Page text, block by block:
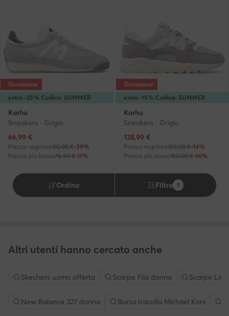
extra -25% Codice: SUMMER
Occasione
Karhu
Sneakers · Grigio
Prezzo attuale
66,99 €
Prezzo regolare110,00 €-39%
Prezzo più basso75,99 €-11%
extra -15% Codice: SUMMER
Occasione
Karhu
Sneakers · Grigio
Prezzo attuale
128,99 €
Prezzo regolare150,00 €-14%
Prezzo più basso150,00 €-14%
Ordina Filtra 1
Altri utenti hanno cercato anche
Skechers uomo offerta Scarpe Fila donna Scarpe Liu
New Balance 327 donna Borsa tracolla Michael Kors